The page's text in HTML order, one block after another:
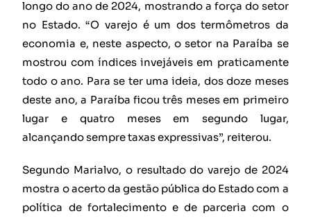
longo do ano de 2024, mostrando a força do setor
no Estado. “O varejo é um dos termômetros da
economia e, neste aspecto, o setor na Paraíba se
mostrou com índices invejáveis em praticamente
todo o ano. Para se ter uma ideia, dos doze meses
deste ano, a Paraíba ficou três meses em primeiro
lugar e quatro meses em segundo lugar,
alcançando sempre taxas expressivas”, reiterou.
Segundo Marialvo, o resultado do varejo de 2024
mostra o acerto da gestão pública do Estado com a
política de fortalecimento e de parceria com o